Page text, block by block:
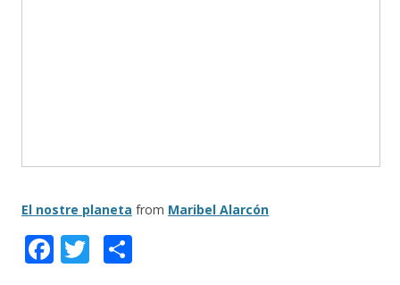
El nostre planeta from Maribel Alarcón
F T